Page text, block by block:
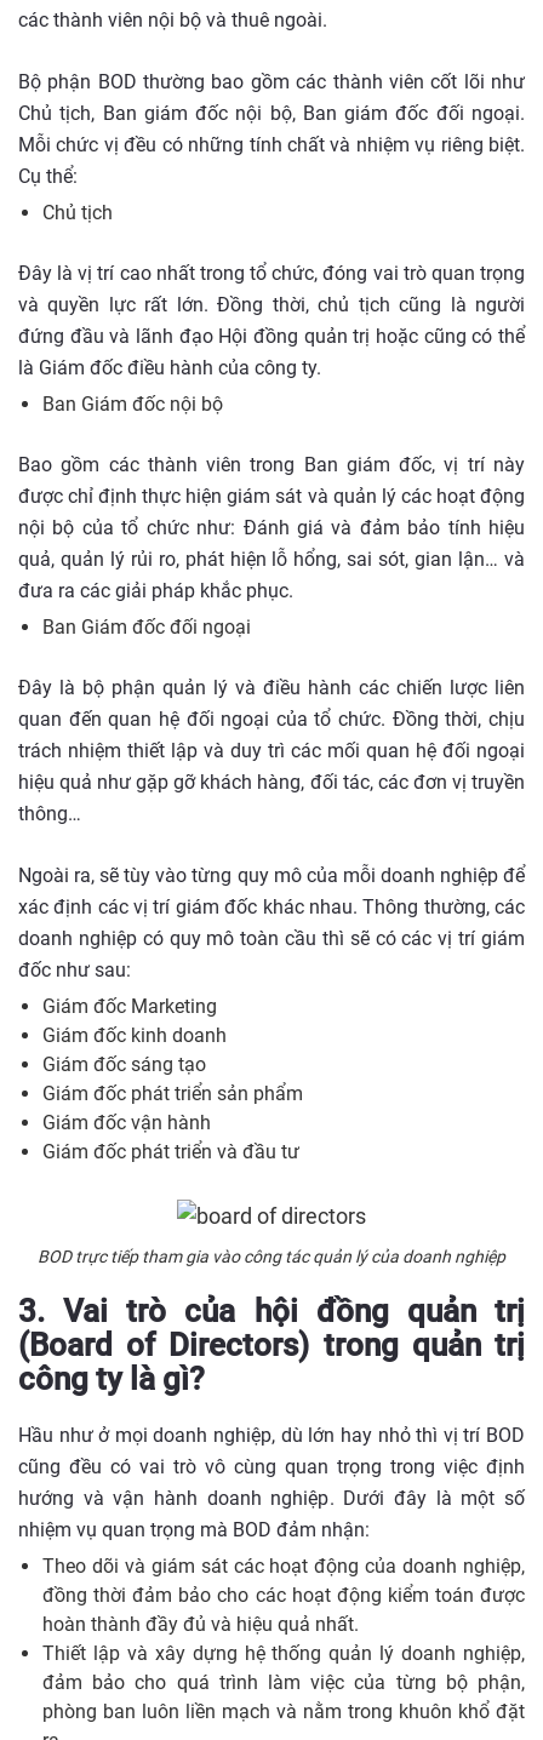
các thành viên nội bộ và thuê ngoài.
Bộ phận BOD thường bao gồm các thành viên cốt lõi như
Chủ tịch, Ban giám đốc nội bộ, Ban giám đốc đối ngoại.
Mỗi chức vị đều có những tính chất và nhiệm vụ riêng biệt.
Cụ thể:
Chủ tịch
Đây là vị trí cao nhất trong tổ chức, đóng vai trò quan trọng
và quyền lực rất lớn. Đồng thời, chủ tịch cũng là người
đứng đầu và lãnh đạo Hội đồng quản trị hoặc cũng có thể
là Giám đốc điều hành của công ty.
Ban Giám đốc nội bộ
Bao gồm các thành viên trong Ban giám đốc, vị trí này
được chỉ định thực hiện giám sát và quản lý các hoạt động
nội bộ của tổ chức như: Đánh giá và đảm bảo tính hiệu
quả, quản lý rủi ro, phát hiện lỗ hổng, sai sót, gian lận… và
đưa ra các giải pháp khắc phục.
Ban Giám đốc đối ngoại
Đây là bộ phận quản lý và điều hành các chiến lược liên
quan đến quan hệ đối ngoại của tổ chức. Đồng thời, chịu
trách nhiệm thiết lập và duy trì các mối quan hệ đối ngoại
hiệu quả như gặp gỡ khách hàng, đối tác, các đơn vị truyền
thông…
Ngoài ra, sẽ tùy vào từng quy mô của mỗi doanh nghiệp để
xác định các vị trí giám đốc khác nhau. Thông thường, các
doanh nghiệp có quy mô toàn cầu thì sẽ có các vị trí giám
đốc như sau:
Giám đốc Marketing
Giám đốc kinh doanh
Giám đốc sáng tạo
Giám đốc phát triển sản phẩm
Giám đốc vận hành
Giám đốc phát triển và đầu tư
BOD trực tiếp tham gia vào công tác quản lý của doanh nghiệp
3. Vai trò của hội đồng quản trị
(Board of Directors) trong quản trị
công ty là gì?
Hầu như ở mọi doanh nghiệp, dù lớn hay nhỏ thì vị trí BOD
cũng đều có vai trò vô cùng quan trọng trong việc định
hướng và vận hành doanh nghiệp. Dưới đây là một số
nhiệm vụ quan trọng mà BOD đảm nhận:
Theo dõi và giám sát các hoạt động của doanh nghiệp,
đồng thời đảm bảo cho các hoạt động kiểm toán được
hoàn thành đầy đủ và hiệu quả nhất.
Thiết lập và xây dựng hệ thống quản lý doanh nghiệp,
đảm bảo cho quá trình làm việc của từng bộ phận,
phòng ban luôn liền mạch và nằm trong khuôn khổ đặt